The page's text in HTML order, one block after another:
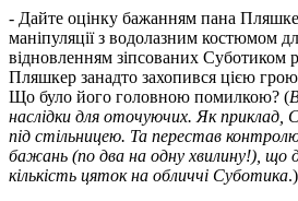
- Дайте оцінку бажанням пана
маніпуляції з водолазним костюмом
відновленням зіпсованих Суботиком
Пляшкер занадто захопився цією
Що було його головною помилкою? (
наслідки для оточуючих. Як
під стільницею. Та перестав
бажань (по два на одну хвилину!), що
кількість цяток на обличчі Суботика.)